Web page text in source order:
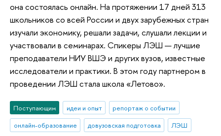
она состоялась онлайн. На протяжении 17 дней 313
школьников со всей России и двух зарубежных стран
изучали экономику, решали задачи, слушали лекции и
участвовали в семинарах. Спикеры ЛЭШ — лучшие
преподаватели НИУ ВШЭ и других вузов, известные
исследователи и практики. В этом году партнером в
проведении ЛЭШ стала школа «Летово».
Поступающим идеи и опыт
репортаж о событии
онлайн-образование
довузовская подготовка ЛЭШ